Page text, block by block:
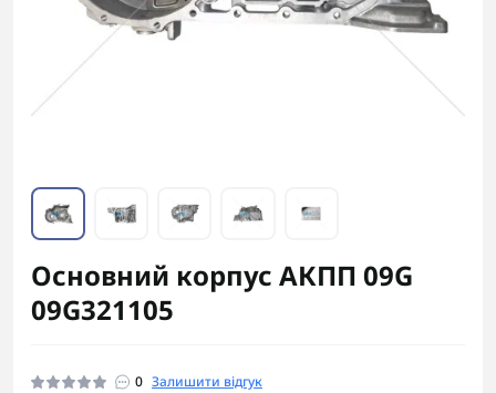
Основний корпус АКПП 09G
09G321105
0 Залишити відгук